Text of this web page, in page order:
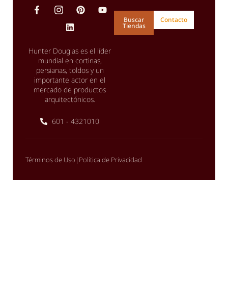
Hunter Douglas es el líder
mundial en cortinas,
persianas, toldos y un
importante actor en el
mercado de productos
arquitectónicos.
601 - 4321010
Buscar
Tiendas
Contacto
Términos de Uso | Política de Privacidad